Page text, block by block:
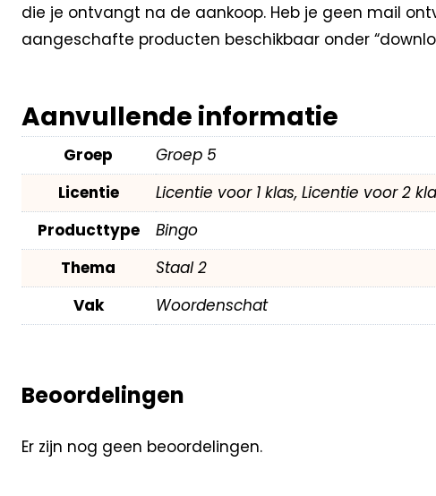
die je ontvangt na de aankoop. Heb je geen mail
aangeschafte producten beschikbaar onder
Aanvullende informatie
Groep
Groep 5
Licentie
Licentie voor 1 klas, Licentie voor 2
Producttype
Bingo
Thema
Staal 2
Vak
Woordenschat
Beoordelingen
Er zijn nog geen beoordelingen.